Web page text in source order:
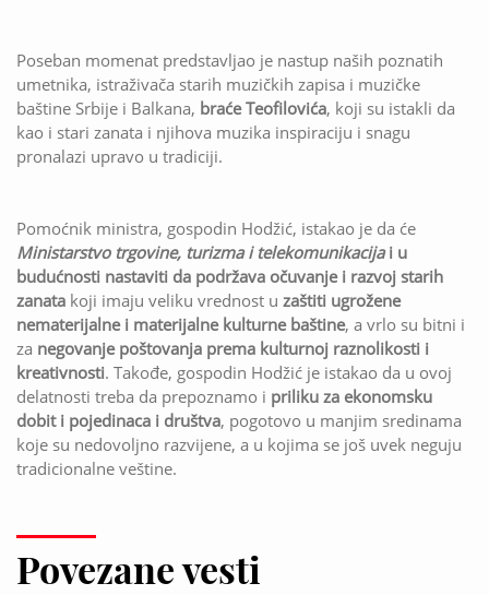
Poseban momenat predstavljao je nastup naših poznatih
umetnika, istraživača starih muzičkih zapisa i muzičke
baštine Srbije i Balkana, braće Teofilovića, koji su istakli da
kao i stari zanata i njihova muzika inspiraciju i snagu
pronalazi upravo u tradiciji.
Pomoćnik ministra, gospodin Hodžić, istakao je da će
Ministarstvo trgovine, turizma i telekomunikacijai u
budućnosti nastaviti da podržava očuvanje i razvoj starih
zanata koji imaju veliku vrednost u zaštiti ugrožene
nematerijalne i materijalne kulturne baštine, a vrlo su bitni i
za negovanje poštovanja prema kulturnoj raznolikosti i
kreativnosti. Takođe, gospodin Hodžić je istakao da u ovoj
delatnosti treba da prepoznamo i priliku za ekonomsku
dobit i pojedinaca i društva, pogotovo u manjim sredinama
koje su nedovoljno razvijene, a u kojima se još uvek neguju
tradicionalne veštine.
Povezane vesti